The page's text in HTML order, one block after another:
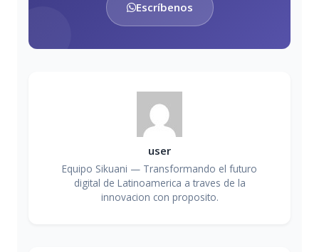
Escríbenos
user
Equipo Sikuani — Transformando el futuro
digital de Latinoamerica a traves de la
innovacion con proposito.